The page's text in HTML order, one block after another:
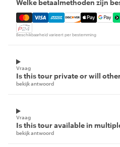
Welke betaalmethoden zijn
Mastercard, Visa, Amex,
Beschikbaarheid varieert per bestemming
Vraag
Is this tour private or will
bekijk antwoord
Vraag
Is this tour available in
bekijk antwoord